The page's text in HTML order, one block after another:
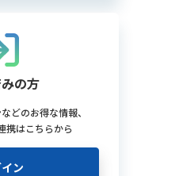
の方
どのお得な情報、
携はこちらから
ン